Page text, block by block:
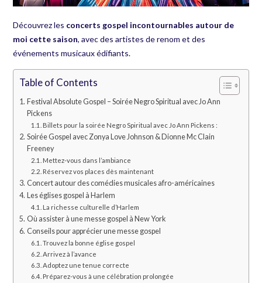
Découvrez les concerts gospel incontournables autour de
moi cette saison, avec des artistes de renom et des
événements musicaux édifiants.
Table of Contents
Festival Absolute Gospel – Soirée Negro Spiritual avec Jo Ann
Pickens
Billets pour la soirée Negro Spiritual avec Jo Ann Pickens :
Soirée Gospel avec Zonya Love Johnson & Dionne Mc Clain
Freeney
Mettez-vous dans l’ambiance
Réservez vos places dès maintenant
Concert autour des comédies musicales afro-américaines
Les églises gospel à Harlem
La richesse culturelle d’Harlem
Où assister à une messe gospel à New York
Conseils pour apprécier une messe gospel
Trouvez la bonne église gospel
Arrivez à l’avance
Adoptez une tenue correcte
Préparez-vous à une célébration prolongée